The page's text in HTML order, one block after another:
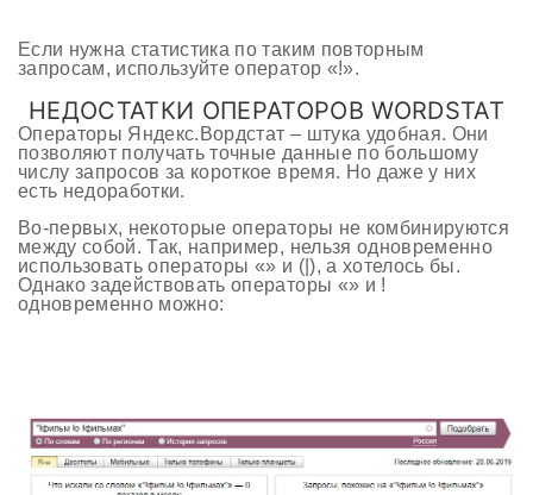
Если нужна статистика по таким повторным
запросам, используйте оператор «!».
НЕДОСТАТКИ ОПЕРАТОРОВ WORDSTAT
Операторы Яндекс.Вордстат – штука удобная. Они
позволяют получать точные данные по большому
числу запросов за короткое время. Но даже у них
есть недоработки.
Во-первых, некоторые операторы не комбинируются
между собой. Так, например, нельзя одновременно
использовать операторы «» и (|), а хотелось бы.
Однако задействовать операторы «» и !
одновременно можно: